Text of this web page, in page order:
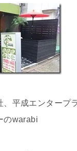
、平成エンタープ
のwarabi